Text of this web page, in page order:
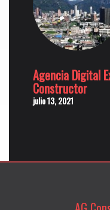
Agencia Digital
Constructor
julio 13, 2021